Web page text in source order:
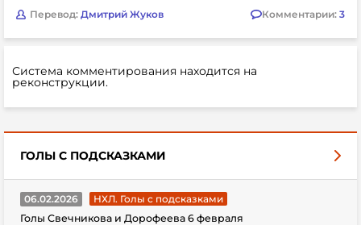
Перевод: Дмитрий Жуков Комментарии: 3
Система комментирования находится на
реконструкции.
ГОЛЫ С ПОДСКАЗКАМИ
06.02.2026
НХЛ. Голы с подсказками
Голы Свечникова и Дорофеева 6 февраля